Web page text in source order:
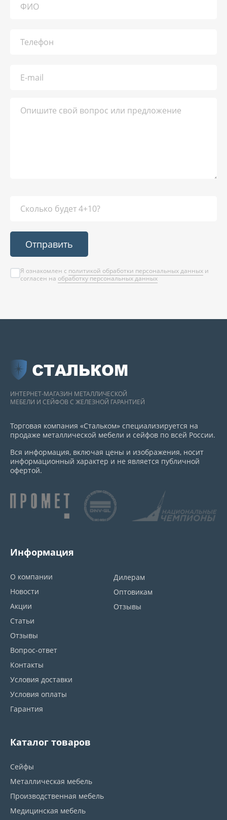
Отправить
Я ознакомлен с политикой обработки персональных данных и
согласен на обработку персональных данных
СТАЛЬКОМ
ИНТЕРНЕТ-МАГАЗИН МЕТАЛЛИЧЕСКОЙ
МЕБЕЛИ И СЕЙФОВ С ЖЕЛЕЗНОЙ ГАРАНТИЕЙ
Торговая компания «Стальком» специализируется на
продаже металлической мебели и сейфов по всей России.
Вся информация, включая цены и изображения, носит
информационный характер и не является публичной
офертой.
Информация
О компании
Новости
Акции
Статьи
Отзывы
Вопрос-ответ
Контакты
Условия доставки
Условия оплаты
Гарантия
Дилерам
Оптовикам
Отзывы
Каталог товаров
Сейфы
Металлическая мебель
Производственная мебель
Медицинская мебель